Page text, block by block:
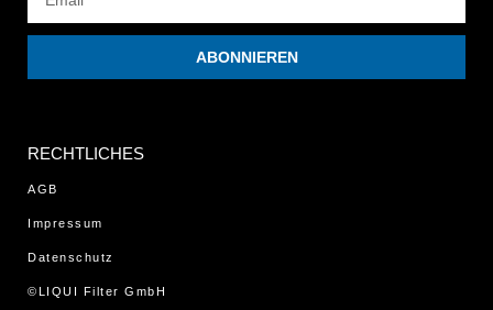
ABONNIEREN
RECHTLICHES
AGB
Impressum
Datenschutz
©LIQUI Filter GmbH